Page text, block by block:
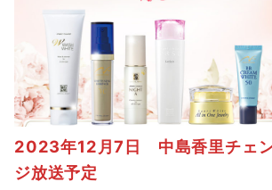
2023年12月7日 中島香里チェ
ジ放送予定